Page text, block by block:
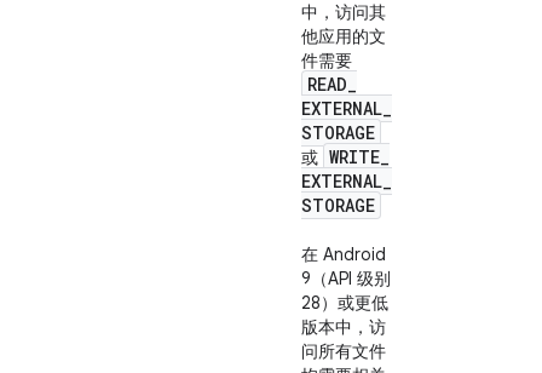
中，访问其
他应用的文
件需要
READ_
EXTERNAL_
STORAGE
或 WRITE_
EXTERNAL_
STORAGE
在 Android
9（API 级别
28）或更低
版本中，访
问所有文件